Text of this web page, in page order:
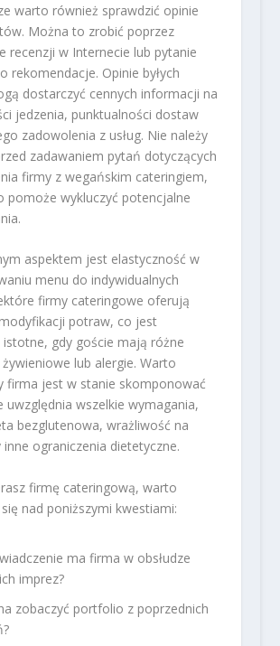
warto również sprawdzić opinie
Można to zrobić poprzez
recenzji w Internecie lub pytanie
rekomendacje. Opinie byłych
dostarczyć cennych informacji na
jedzenia, punktualności dostaw
zadowolenia z usług. Nie należy
zadawaniem pytań dotyczących
firmy z wegańskim cateringiem,
pomoże wykluczyć potencjalne
aspektem jest elastyczność w
menu do indywidualnych
firmy cateringowe oferują
potraw, co jest
istotne, gdy goście mają różne
lub alergie. Warto
firma jest w stanie skomponować
uwzględnia wszelkie wymagania,
bezglutenowa, wrażliwość na
inne ograniczenia dietetyczne.
firmę cateringową, warto
nad poniższymi kwestiami:
ma firma w obsłudze
imprez?
zobaczyć portfolio z poprzednich